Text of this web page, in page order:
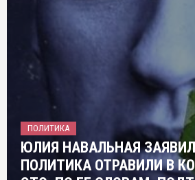
ПОЛИТИКА
ЮЛИЯ НАВАЛЬНАЯ
ПОЛИТИКА ОТРАВИЛИ В